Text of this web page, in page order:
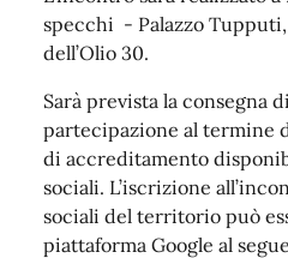
specchi - Palazzo
dell’Olio 30.
Sarà prevista la consegna
partecipazione al termine
di accreditamento
sociali. L’iscrizione
sociali del territorio può
piattaforma Google al